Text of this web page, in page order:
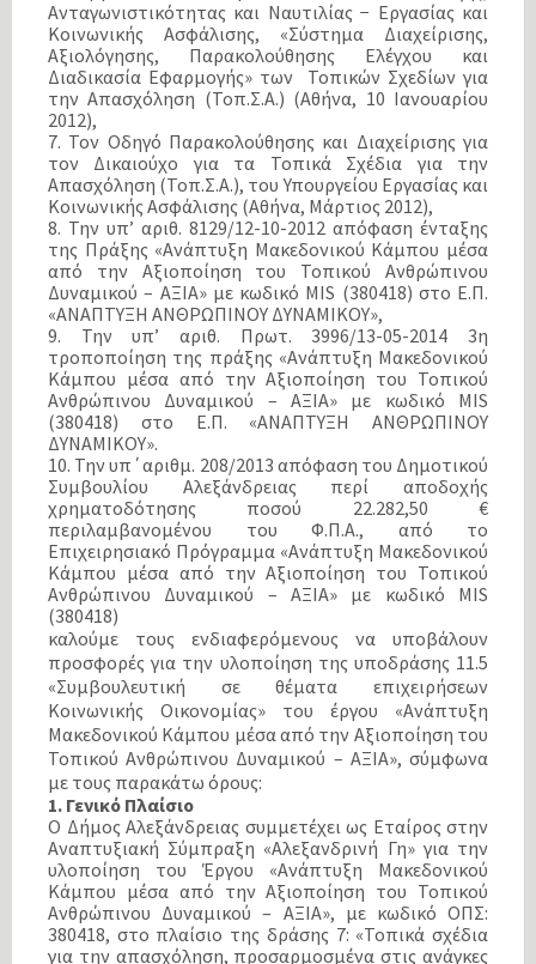
Ανταγωνιστικότητας και Ναυτιλίας − Εργασίας και
Κοινωνικής Ασφάλισης, «Σύστημα Διαχείρισης,
Αξιολόγησης, Παρακολούθησης Ελέγχου και
Διαδικασία Εφαρμογής» των Τοπικών Σχεδίων για
την Απασχόληση (Τοπ.Σ.Α.) (Αθήνα, 10 Ιανουαρίου
2012),
7. Τον Οδηγό Παρακολούθησης και Διαχείρισης για
τον Δικαιούχο για τα Τοπικά Σχέδια για την
Απασχόληση (Τοπ.Σ.Α.), του Υπουργείου Εργασίας και
Κοινωνικής Ασφάλισης (Αθήνα, Μάρτιος 2012),
8. Την υπ’ αριθ. 8129/12-10-2012 απόφαση ένταξης
της Πράξης «Ανάπτυξη Μακεδονικού Κάμπου μέσα
από την Αξιοποίηση του Τοπικού Ανθρώπινου
Δυναμικού – ΑΞΙΑ» με κωδικό MIS (380418) στο Ε.Π.
«ΑΝΑΠΤΥΞΗ ΑΝΘΡΩΠΙΝΟΥ ΔΥΝΑΜΙΚΟΥ»,
9. Την υπ’ αριθ. Πρωτ. 3996/13-05-2014 3η
τροποποίηση της πράξης «Ανάπτυξη Μακεδονικού
Κάμπου μέσα από την Αξιοποίηση του Τοπικού
Ανθρώπινου Δυναμικού – ΑΞΙΑ» με κωδικό MIS
(380418) στο Ε.Π. «ΑΝΑΠΤΥΞΗ ΑΝΘΡΩΠΙΝΟΥ
ΔΥΝΑΜΙΚΟΥ».
10. Την υπ΄αριθμ. 208/2013 απόφαση του Δημοτικού
Συμβουλίου Αλεξάνδρειας περί αποδοχής
χρηματοδότησης ποσού 22.282,50 €
περιλαμβανομένου του Φ.Π.Α., από το
Επιχειρησιακό Πρόγραμμα «Ανάπτυξη Μακεδονικού
Κάμπου μέσα από την Αξιοποίηση του Τοπικού
Ανθρώπινου Δυναμικού – ΑΞΙΑ» με κωδικό MIS
(380418)
καλούμε τους ενδιαφερόμενους να υποβάλουν
προσφορές για την υλοποίηση της υποδράσης 11.5
«Συμβουλευτική σε θέματα επιχειρήσεων
Κοινωνικής Οικονομίας» του έργου «Ανάπτυξη
Μακεδονικού Κάμπου μέσα από την Αξιοποίηση του
Τοπικού Ανθρώπινου Δυναμικού – ΑΞΙΑ», σύμφωνα
με τους παρακάτω όρους:
1. Γενικό Πλαίσιο
Ο Δήμος Αλεξάνδρειας συμμετέχει ως Εταίρος στην
Αναπτυξιακή Σύμπραξη «Αλεξανδρινή Γη» για την
υλοποίηση του Έργου «Ανάπτυξη Μακεδονικού
Κάμπου μέσα από την Αξιοποίηση του Τοπικού
Ανθρώπινου Δυναμικού – ΑΞΙΑ», με κωδικό ΟΠΣ:
380418, στο πλαίσιο της δράσης 7: «Τοπικά σχέδια
για την απασχόληση, προσαρμοσμένα στις ανάγκες